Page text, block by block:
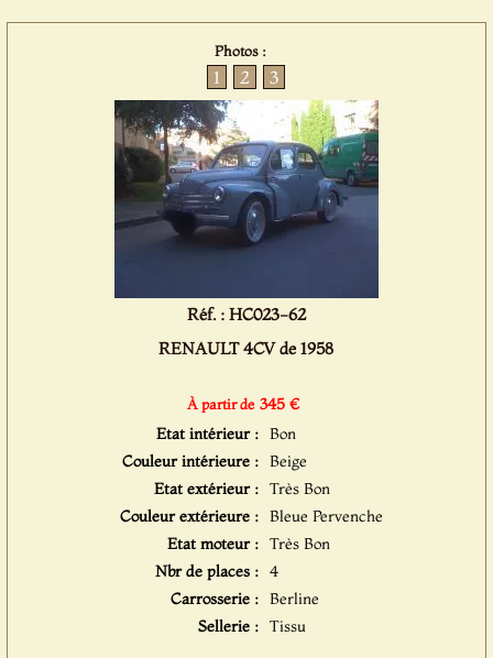
Photos :
1 2 3
Réf. : HC023-62
RENAULT 4CV de 1958
À partir de 345 €
Etat intérieur : Bon
Couleur intérieure : Beige
Etat extérieur : Très Bon
Couleur extérieure : Bleue Pervenche
Etat moteur : Très Bon
Nbr de places : 4
Carrosserie : Berline
Sellerie : Tissu